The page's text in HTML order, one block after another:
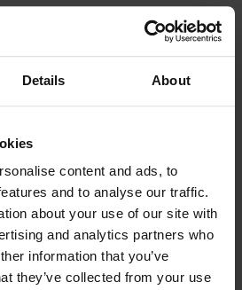
Details About
content and ads, to
and to analyse our traffic.
about your use of our site with
and analytics partners who
information that you’ve
they’ve collected from your use